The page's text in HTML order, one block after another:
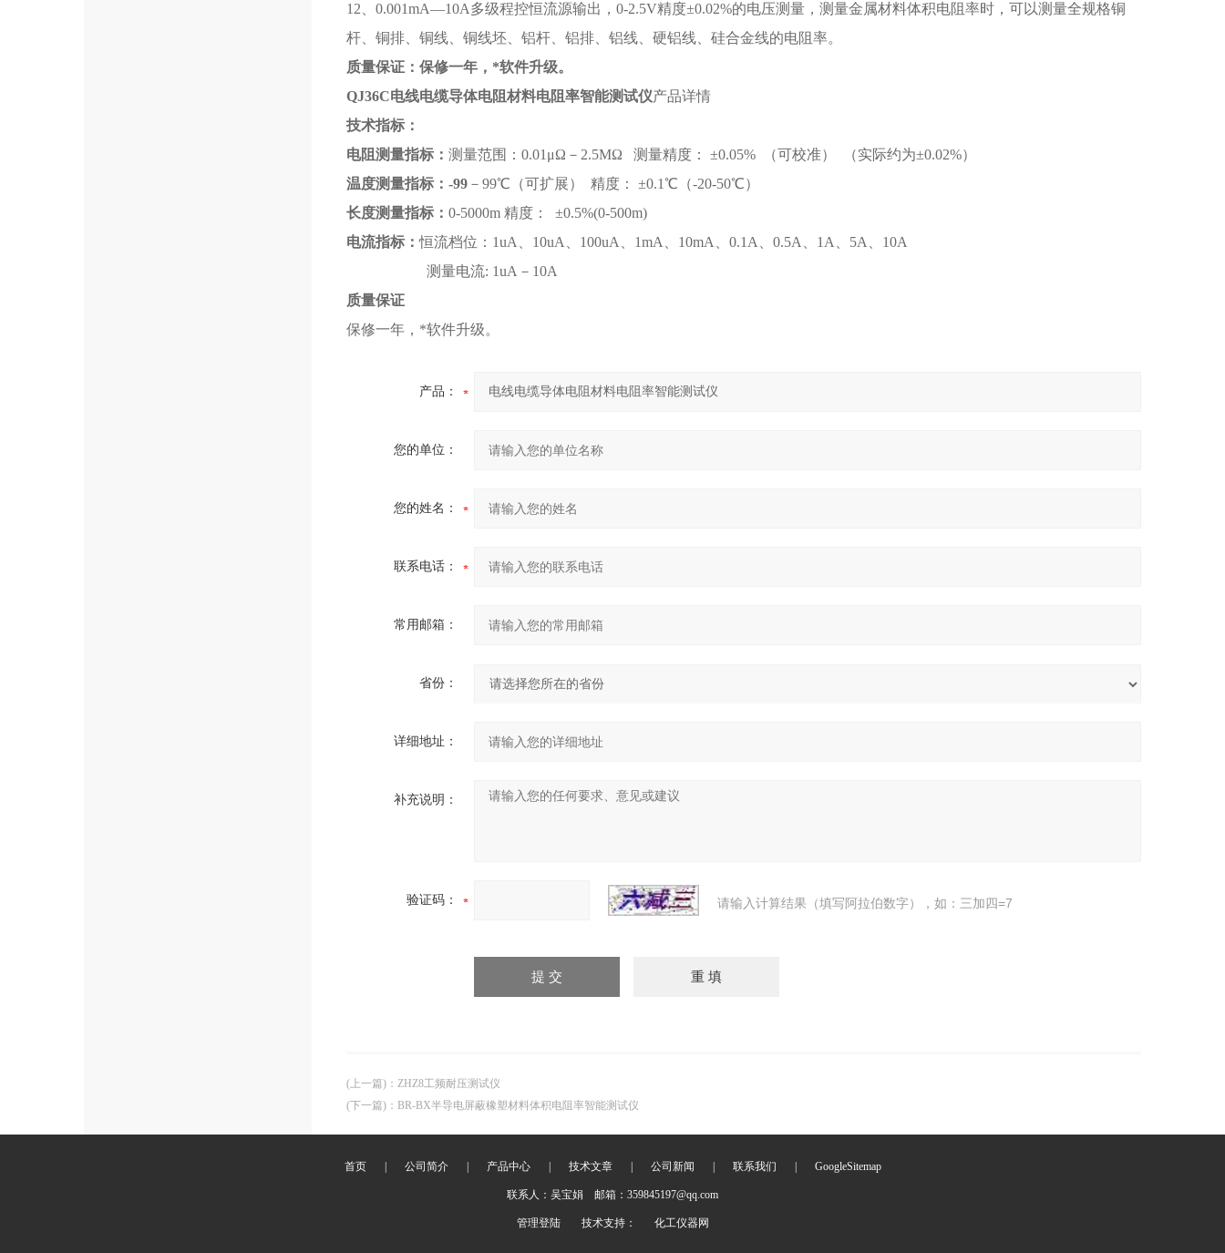
12、0.001mA—10A多级程控恒流源输出，0-2.5V精度±0.02%的电压测量，测量金属材料体积电阻率时，可以测量全规格铜
杆、铜排、铜线、铜线坯、铝杆、铝排、铝线、硬铝线、硅合金线的电阻率。
质量保证：保修一年，*软件升级。
QJ36C电线电缆导体电阻材料电阻率智能测试仪产品详情
技术指标：
电阻测量指标： 测量范围：0.01μΩ－2.5MΩ 测量精度： ±0.05% （可校准） （实际约为±0.02%）
温度测量指标： -99 －99℃（可扩展） 精度： ±0.1℃（-20-50℃）
长度测量指标： 0-5000m 精度： ±0.5%(0-500m)
电流指标：恒流档位：1uA、10uA、100uA、1mA、10mA、0.1A、0.5A、1A、5A、10A
测量电流: 1uA－10A
质量保证
保修一年，*软件升级。
产品：
您的单位：
您的姓名：
联系电话：
常用邮箱：
省份：
详细地址：
补充说明：
验证码： 请输入计算结果（填写阿拉伯数字），如：三加四=7
(上一篇) ： ZHZ8工频耐压测试仪
(下一篇) ： BR-BX半导电屏蔽橡塑材料体积电阻率智能测试仪
首页 公司简介 产品中心 技术文章 公司新闻 联系我们 GoogleSitemap
联系人：吴宝娟 邮箱：359845197@qq.com
管理登陆 技术支持： 化工仪器网